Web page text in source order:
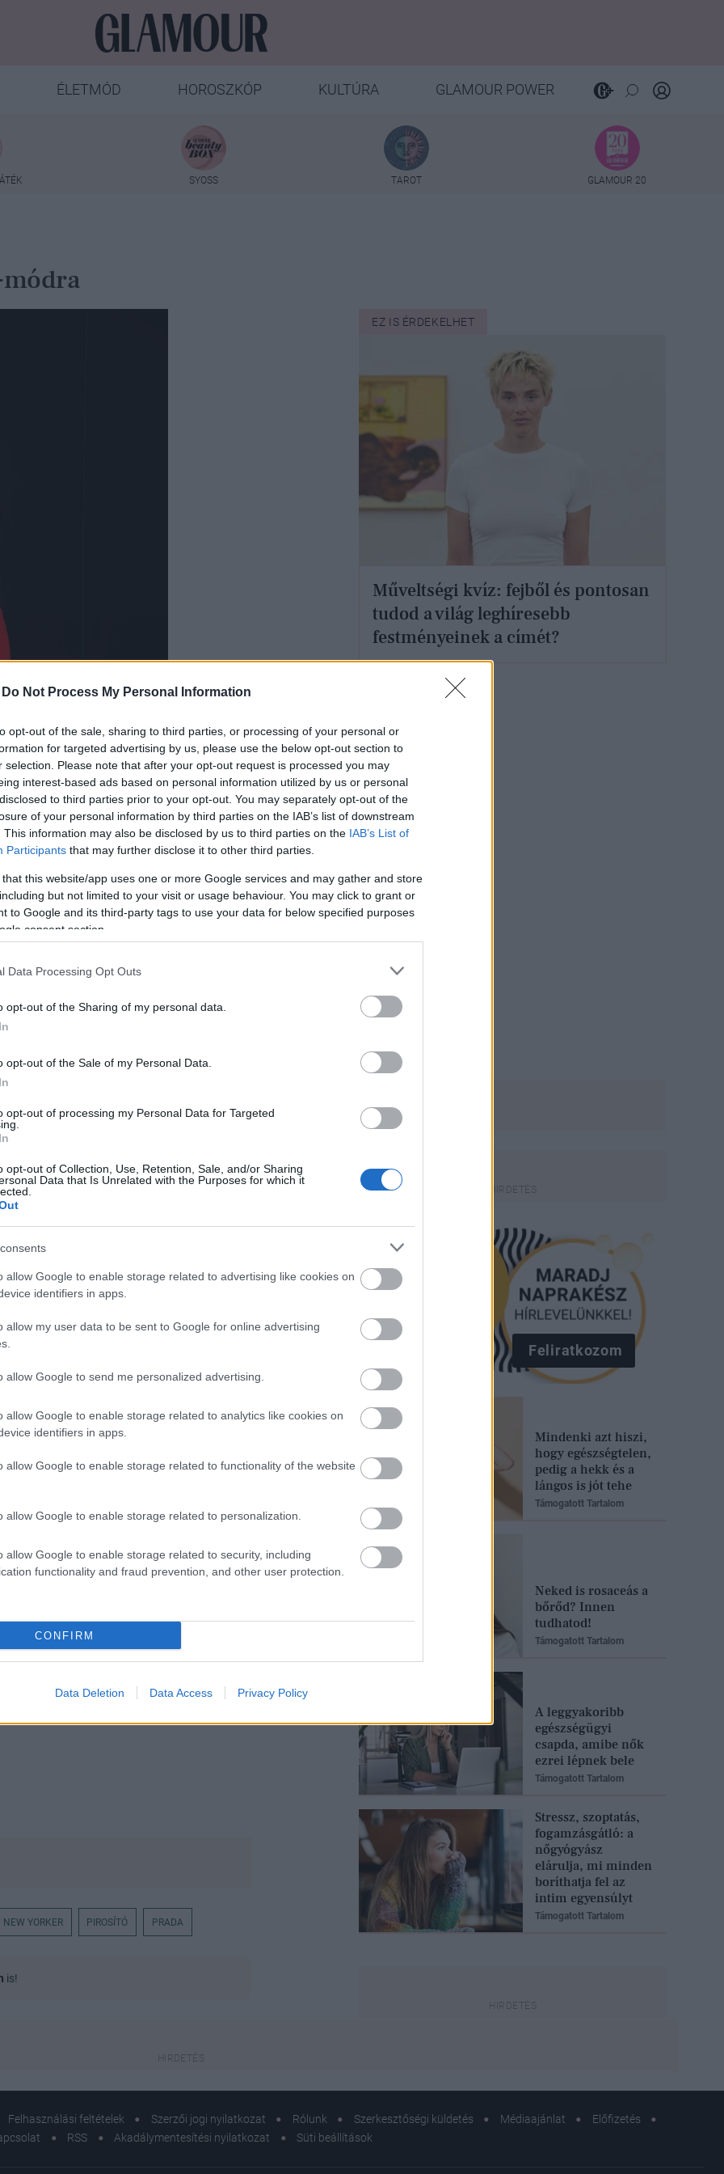
Do Not Process My Personal Information
opt-out of the sale, sharing to third parties, or processing of your personal or
for targeted advertising by us, please use the below opt-out section to
selection. Please note that after your opt-out request is processed you may
interest-based ads based on personal information utilized by us or personal
to third parties prior to your opt-out. You may separately opt-out of the
of your personal information by third parties on the IAB’s list of downstream
This information may also be disclosed by us to third parties on the IAB’s List of
Participants that may further disclose it to other third parties.
that this website/app uses one or more Google services and may gather and store
but not limited to your visit or usage behaviour. You may click to grant or
to Google and its third-party tags to use your data for below specified purposes
consent section.
Data Processing Opt Outs
opt-out of the Sharing of my personal data.
opt-out of the Sale of my Personal Data.
opt-out of processing my Personal Data for Targeted
opt-out of Collection, Use, Retention, Sale, and/or Sharing
Data that Is Unrelated with the Purposes for which it
allow Google to enable storage related to advertising like cookies on
identifiers in apps.
allow my user data to be sent to Google for online advertising
allow Google to send me personalized advertising.
allow Google to enable storage related to analytics like cookies on
identifiers in apps.
allow Google to enable storage related to functionality of the website
allow Google to enable storage related to personalization.
allow Google to enable storage related to security, including
functionality and fraud prevention, and other user protection.
CONFIRM
Data Deletion Data Access Privacy Policy
ÉLETMÓD HOROSZKÓP KULTÚRA GLAMOUR POWER
SYOSS TAROT GLAMOUR 20
EZ IS ÉRDEKELHET
Műveltségi kvíz: fejből és pontosan
tudod a világ leghíresebb
festményeinek a címét?
Pinterest
már itthon is elérhető a
javában folyik
első babájának, de máris visszatért a
valaha. Most éppen New
színésznő egy csodaszép Prada
módon a vörös ruhához ciklámen
szőnyegen. Neked hogy tetszik Emily
megtaláld a glamour.hu
NEW YORKER PIROSÍTÓ PRADA
is!
Feliratkozom
Mindenki azt hiszi,
hogy egészségtelen,
pedig a hekk és a
lángos is jót tehe
Támogatott Tartalom
Neked is rosaceás a
bőrőd? Innen
tudhatod!
Támogatott Tartalom
A leggyakoribb
egészségügyi
csapda, amibe nők
ezrei lépnek bele
Támogatott Tartalom
Stressz, szoptatás,
fogamzásgátló: a
nőgyógyász
elárulja, mi minden
boríthatja fel az
intim egyensúlyt
Támogatott Tartalom
Felhasználási feltételek Szerzői jogi nyilatkozat Rólunk Szerkesztőségi küldetés Médiaajánlat
Előfizetés
RSS Akadálymentesítési nyilatkozat Süti beállítások